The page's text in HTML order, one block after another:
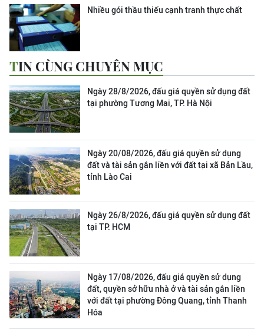
Nhiều gói thầu thiếu cạnh tranh thực chất
TIN CÙNG CHUYÊN MỤC
Ngày 28/8/2026, đấu giá quyền sử dụng đất
tại phường Tương Mai, TP. Hà Nội
Ngày 20/08/2026, đấu giá quyền sử dụng
đất và tài sản gắn liền với đất tại xã Bản Lầu,
tỉnh Lào Cai
Ngày 26/8/2026, đấu giá quyền sử dụng đất
tại TP. HCM
Ngày 17/08/2026, đấu giá quyền sử dụng
đất, quyền sở hữu nhà ở và tài sản gắn liền
với đất tại phường Đông Quang, tỉnh Thanh
Hóa